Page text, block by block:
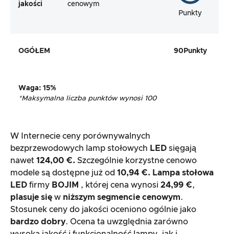
jakości
cenowym
Punkty
OGÓŁEM 90 Punkty
Waga: 15%
*Maksymalna liczba punktów wynosi 100
W Internecie ceny porównywalnych
bezprzewodowych lamp stołowych LED sięgają
nawet 124,00 €. Szczególnie korzystne cenowo
modele są dostępne już od 10,94 €. Lampa stołowa
LED firmy BOJIM , której cena wynosi 24,99 €,
plasuje się w niższym segmencie cenowym.
Stosunek ceny do jakości oceniono ogólnie jako
bardzo dobry. Ocena ta uwzględnia zarówno